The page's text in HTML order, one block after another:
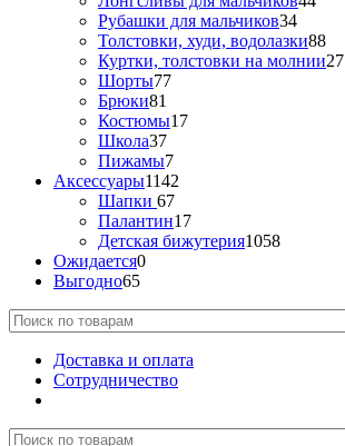
Рубашки для мальчиков34
Толстовки, худи, водолазки88
Куртки, толстовки на молнии27
Шорты77
Брюки81
Костюмы17
Школа37
Пижамы7
Аксессуары1142
Шапки 67
Палантин17
Детская бижутерия1058
Ожидается0
Выгодно65
Доставка и оплата
Сотрудничество